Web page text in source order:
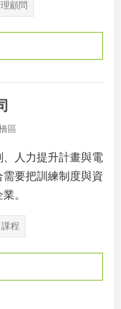
顧問
區
人力提升計畫與電
要把訓練制度與資
。
程